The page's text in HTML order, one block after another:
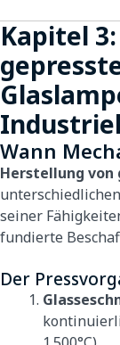
Kapitel
Wann
Herstellung von
seiner
fundierte
Der